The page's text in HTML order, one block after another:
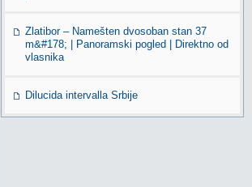
Zlatibor – Namešten dvosoban stan 37
m&#178; | Panoramski pogled | Direktno od
vlasnika
Dilucida intervalla Srbije